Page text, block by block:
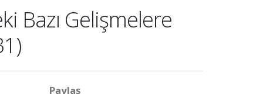
Bazı Gelişmelere
Paylaş